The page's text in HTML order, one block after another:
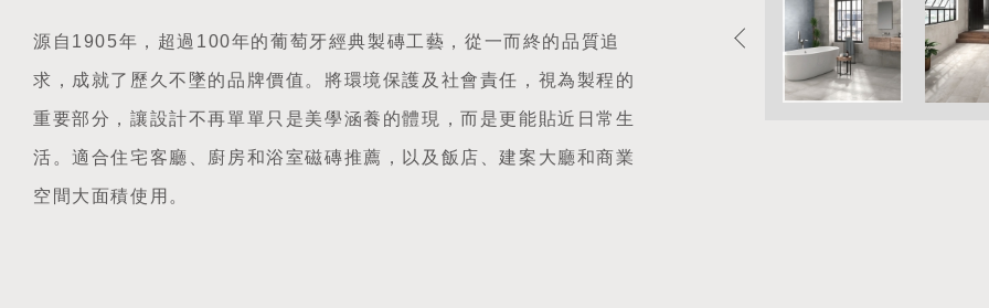
源自1905年，超過100年的葡萄牙經典製磚工藝，從一而終的品質追
求，成就了歷久不墜的品牌價值。將環境保護及社會責任，視為製程的
重要部分，讓設計不再單單只是美學涵養的體現，而是更能貼近日常生
活。適合住宅客廳、廚房和浴室磁磚推薦，以及飯店、建案大廳和商業
空間大面積使用。